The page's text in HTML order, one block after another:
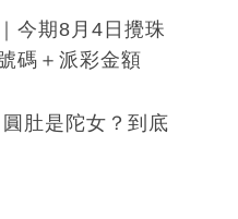
今期8月4日攪珠
碼＋派彩金額
肚是陀女？到底